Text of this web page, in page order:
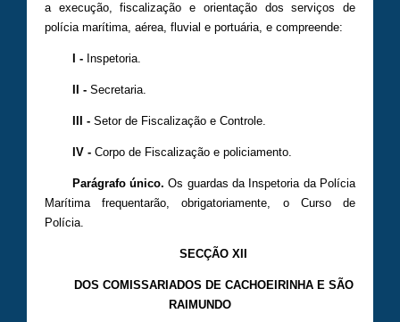
a execução, fiscalização e orientação dos serviços de
polícia marítima, aérea, fluvial e portuária, e compreende:
I -Inspetoria.
II -Secretaria.
III -Setor de Fiscalização e Controle.
IV -Corpo de Fiscalização e policiamento.
Parágrafo único. Os guardas da Inspetoria da Polícia
Marítima frequentarão, obrigatoriamente, o Curso de
Polícia.
SECÇÃO XII
DOS COMISSARIADOS DE CACHOEIRINHA E SÃO
RAIMUNDO